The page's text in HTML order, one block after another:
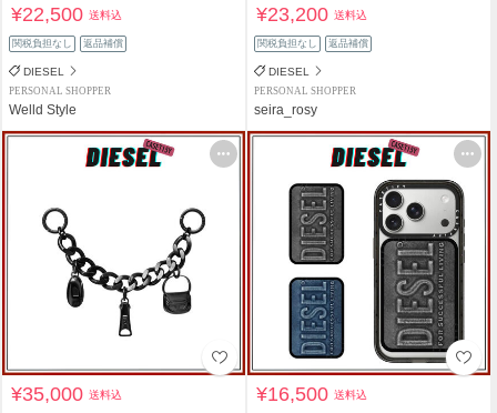
¥22,500送料込
関税負担なし 返品補償
DIESEL
PERSONAL SHOPPER
Welld Style
¥23,200送料込
関税負担なし 返品補償
DIESEL
PERSONAL SHOPPER
seira_rosy
¥35,000送料込 ¥16,500送料込